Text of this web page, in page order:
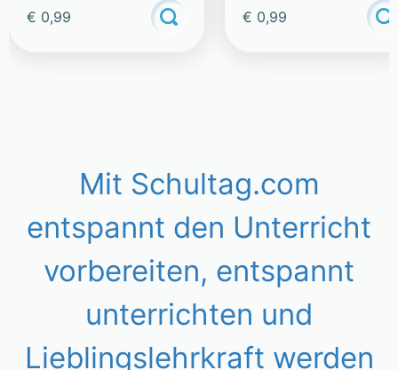
€ 0,99
klassische Musik
€ 0,99
Mit Schultag.com
entspannt den Unterricht
vorbereiten, entspannt
unterrichten und
Lieblingslehrkraft werden